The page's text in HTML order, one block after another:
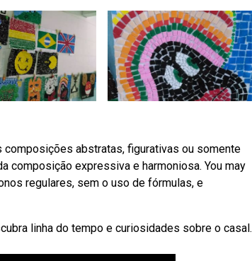
composições abstratas, figurativas ou somente
composição expressiva e harmoniosa. You may
regulares, sem o uso de fórmulas, e
linha do tempo e curiosidades sobre o casal.